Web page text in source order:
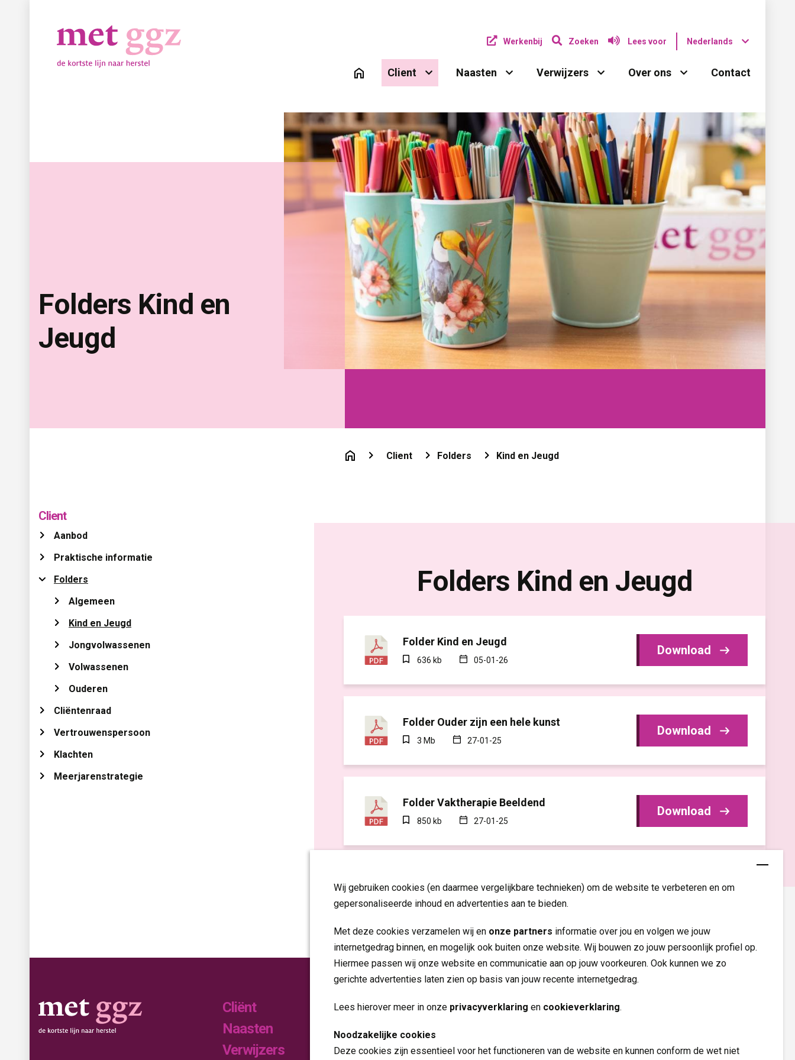
Wij gebruiken cookies (en daarmee vergelijkbare technieken) om de website te verbeteren en om
gepersonaliseerde inhoud en advertenties aan te bieden.
Met deze cookies verzamelen wij en onze partners informatie over jou en volgen we jouw
internetgedrag binnen, en mogelijk ook buiten onze website. Wij bouwen zo jouw persoonlijk profiel op.
Hiermee passen wij onze website en communicatie aan op jouw voorkeuren. Ook kunnen we zo
gerichte advertenties laten zien op basis van jouw recente internetgedrag.
Lees hierover meer in onze privacyverklaring en cookieverklaring.
Noodzakelijke cookies
Deze cookies zijn essentieel voor het functioneren van de website en kunnen conform de wet niet
Werkenbij Zoeken Lees voor Nederlands
Client Naasten Verwijzers Over ons Contact
Folders Kind en
Jeugd
Client Folders Kind en Jeugd
Client
Aanbod
Praktische informatie
Folders
Algemeen
Kind en Jeugd
Jongvolwassenen
Volwassenen
Ouderen
Cliëntenraad
Vertrouwenspersoon
Klachten
Meerjarenstrategie
Folders Kind en Jeugd
Folder Kind en Jeugd
636 kb 05-01-26
Download
Folder Ouder zijn een hele kunst
3 Mb 27-01-25
Download
Folder Vaktherapie Beeldend
850 kb 27-01-25
Download
Cliënt
Naasten
Verwijzers
Publicaties
Folders
Jaarverslagen
Volg ons op